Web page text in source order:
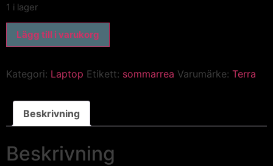
1 i lager
Lägg till i varukorg
Kategori: Laptop Etikett: sommarrea Varumärke: Terra
Beskrivning
Beskrivning